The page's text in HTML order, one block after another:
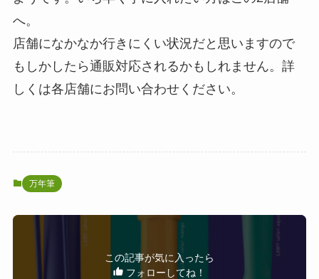
へ。
店舗になかなか行きにくい状況だと思いますので
もしかしたら通販対応されるかもしれません。詳
しくは各店舗にお問い合わせください。
万年筆
この記事が気に入ったら
フォローしてね！